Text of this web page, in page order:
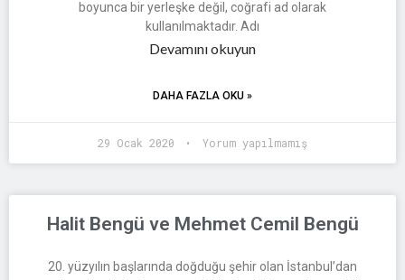
boyunca bir yerleşke değil, coğrafi ad olarak
kullanılmaktadır. Adı
Devamını okuyun
DAHA FAZLA OKU »
29 Ocak 2020 Yorum yapılmamış
Halit Bengü ve Mehmet Cemil Bengü
20. yüzyılın başlarında doğduğu şehir olan İstanbul’dan